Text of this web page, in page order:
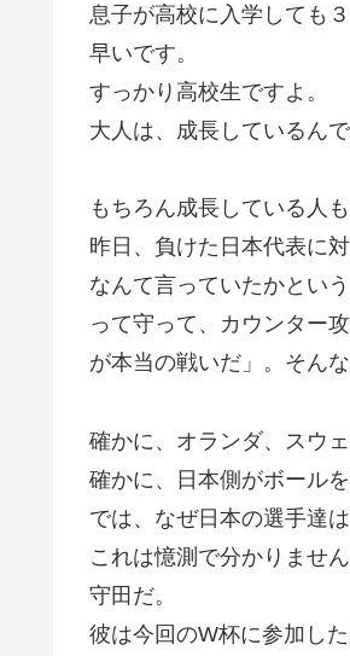
息子が高校に入学しても
早いです。
すっかり高校生ですよ。
大人は、成長しているん
もちろん成長している人
昨日、負けた日本代表に
なんて言っていたかとい
って守って、カウンター
が本当の戦いだ」。そん
確かに、オランダ、スウ
確かに、日本側がボール
では、なぜ日本の選手達
これは憶測で分かりませ
守田だ。
彼は今回のW杯に参加した